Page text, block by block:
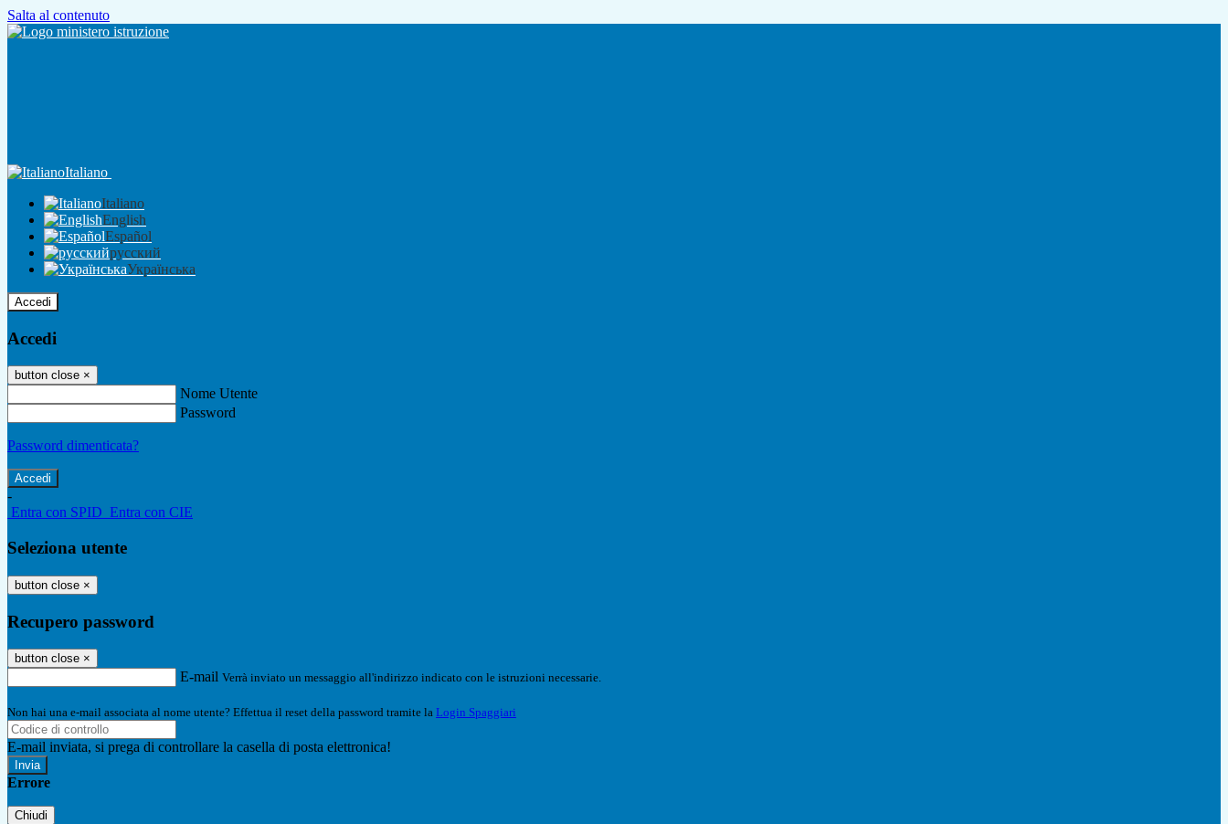
Salta al contenuto
Italiano
Italiano
English
Español
русский
Українська
Accedi
Accedi
button close ×
Nome Utente
Password
Password dimenticata?
-
Entra con SPID Entra con CIE
Seleziona utente
button close ×
Recupero password
button close ×
E-mail Verrà inviato un messaggio all'indirizzo indicato con le istruzioni necessarie.
Non hai una e-mail associata al nome utente? Effettua il reset della password tramite la Login Spaggiari
E-mail inviata, si prega di controllare la casella di posta elettronica!
Errore
Chiudi